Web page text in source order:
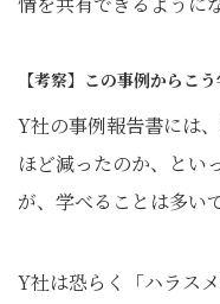
【考察】この事例からこ
Y社の事例報告書には
ほど減ったのか、とい
が、学べることは多い
Y社は恐らく「ハラス